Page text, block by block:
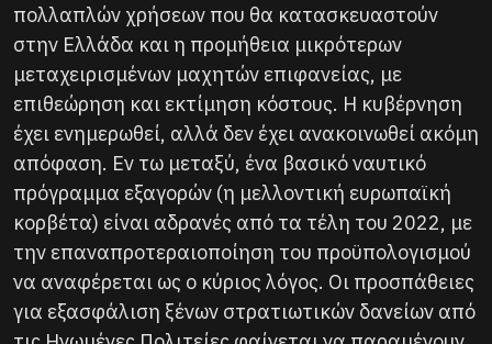
πολλαπλών χρήσεων που θα κατασκευαστούν
στην Ελλάδα και η προμήθεια μικρότερων
μεταχειρισμένων μαχητών επιφανείας, με
επιθεώρηση και εκτίμηση κόστους. Η κυβέρνηση
έχει ενημερωθεί, αλλά δεν έχει ανακοινωθεί ακόμη
απόφαση. Εν τω μεταξύ, ένα βασικό ναυτικό
πρόγραμμα εξαγορών (η μελλοντική ευρωπαϊκή
κορβέτα) είναι αδρανές από τα τέλη του 2022, με
την επαναπροτεραιοποίηση του προϋπολογισμού
να αναφέρεται ως ο κύριος λόγος. Οι προσπάθειες
για εξασφάλιση ξένων στρατιωτικών δανείων από